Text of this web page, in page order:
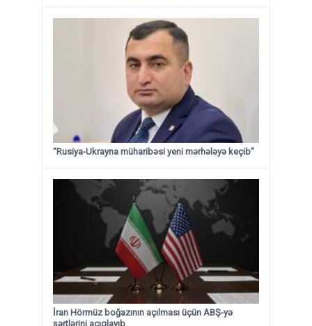
“Rusiya-Ukrayna müharibəsi yeni mərhələyə keçib”
İran Hörmüz boğazının açılması üçün ABŞ-yə
şərtlərini açıqlayıb